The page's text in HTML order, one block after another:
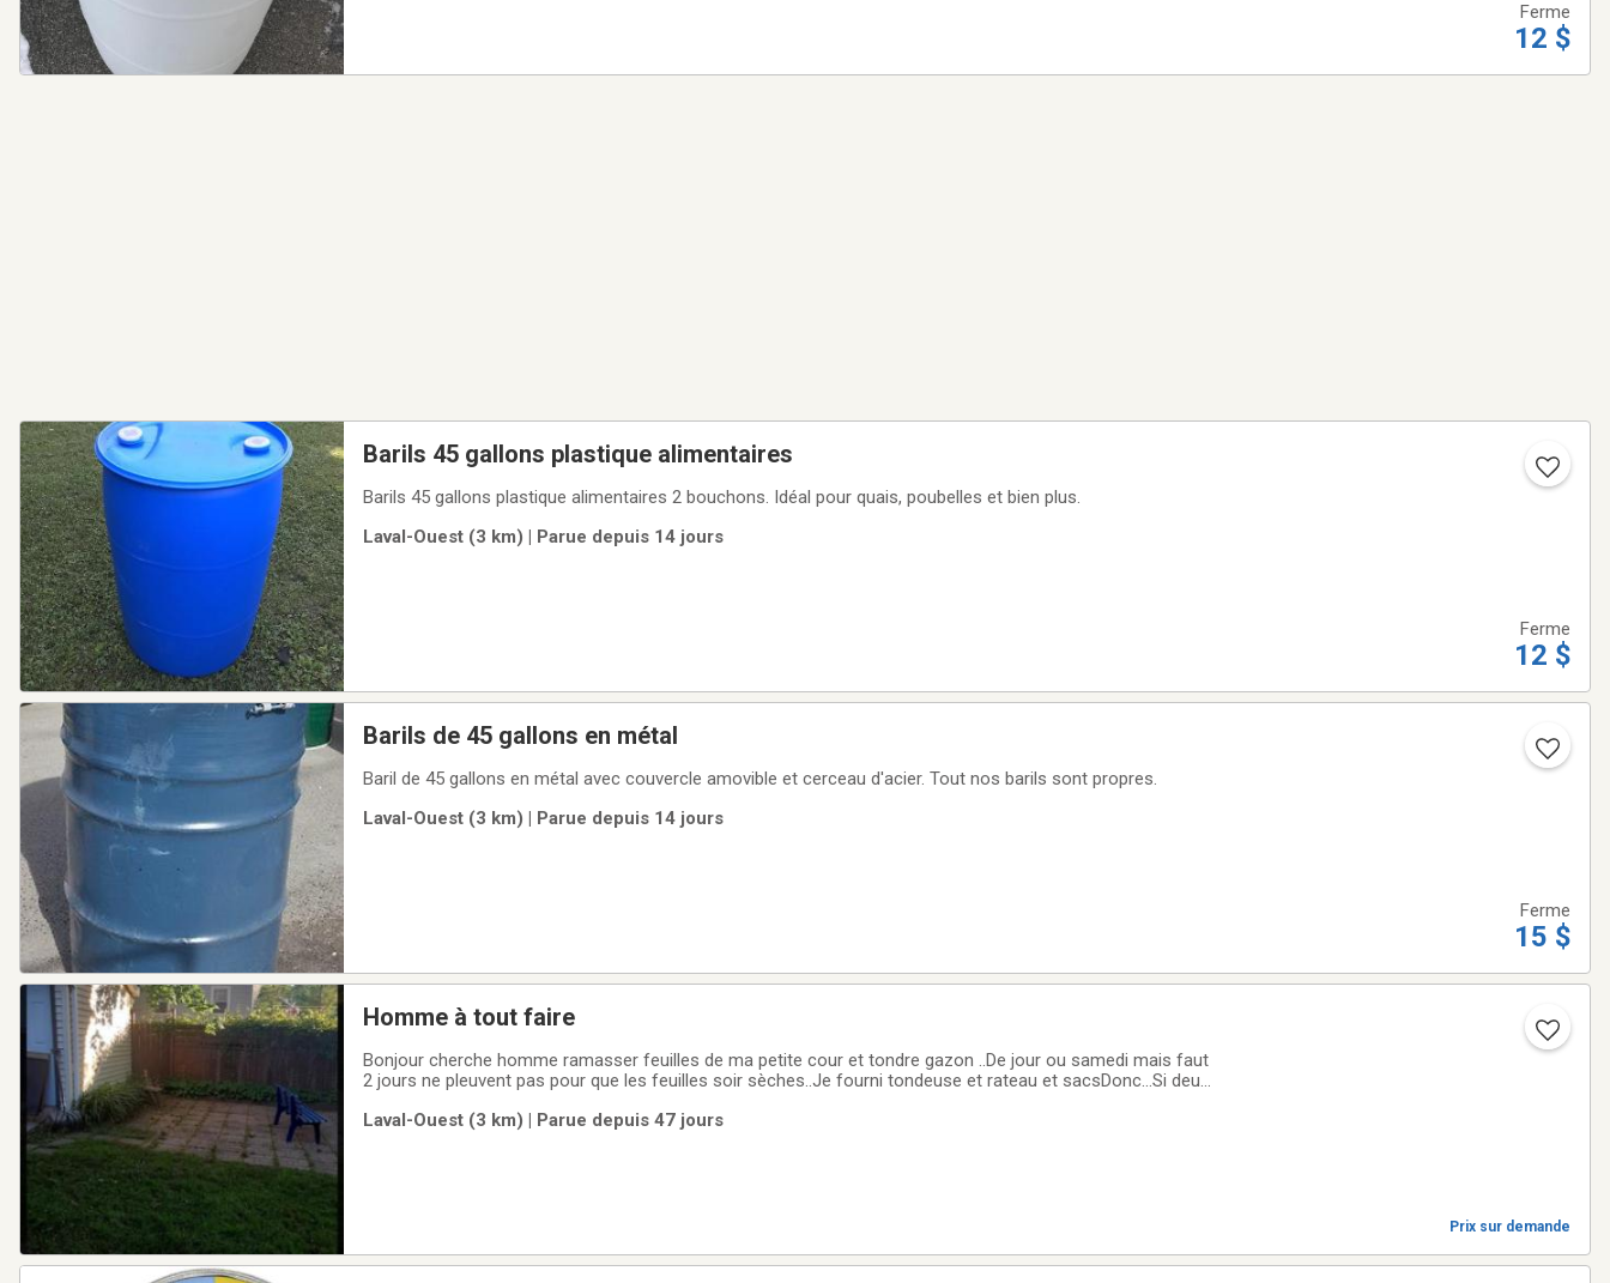
Ferme
12 $
Barils 45 gallons plastique alimentaires
Barils 45 gallons plastique alimentaires 2 bouchons. Idéal pour quais, poubelles et bien plus.
Laval-Ouest (3 km) | Parue depuis 14 jours
Ferme
12 $
Barils de 45 gallons en métal
Baril de 45 gallons en métal avec couvercle amovible et cerceau d'acier. Tout nos barils sont propres.
Laval-Ouest (3 km) | Parue depuis 14 jours
Ferme
15 $
Homme à tout faire
Bonjour cherche homme ramasser feuilles de ma petite cour et tondre gazon ..De jour ou samedi mais faut
2 jours ne pleuvent pas pour que les feuilles soir sèches..Je fourni tondeuse et rateau et sacsDonc...Si deux
alors mardi on peut
Laval-Ouest (3 km) | Parue depuis 47 jours
Prix sur demande